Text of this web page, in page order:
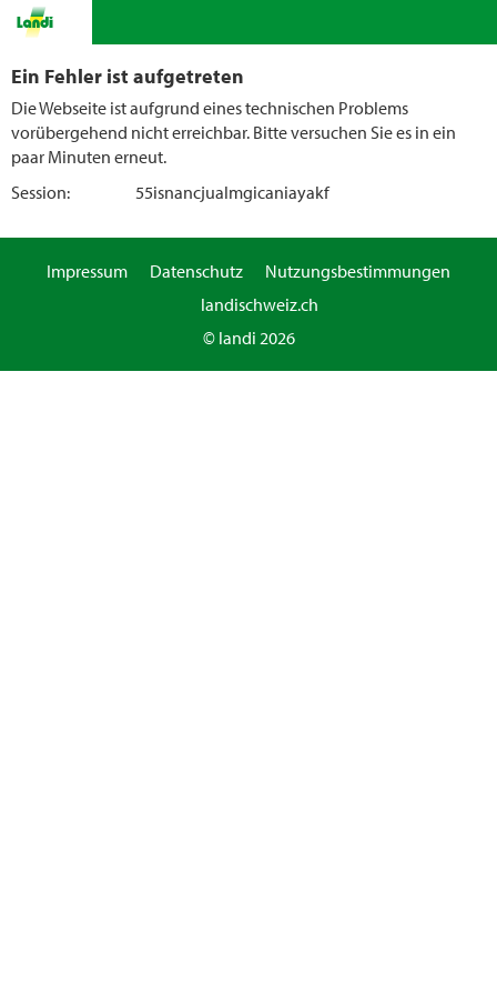
Ein Fehler ist aufgetreten
Die Webseite ist aufgrund eines technischen Problems
vorübergehend nicht erreichbar. Bitte versuchen Sie es in ein
paar Minuten erneut.
Session:
55isnancjualmgicaniayakf
Impressum Datenschutz
Nutzungsbestimmungen
landischweiz.ch
© landi 2026